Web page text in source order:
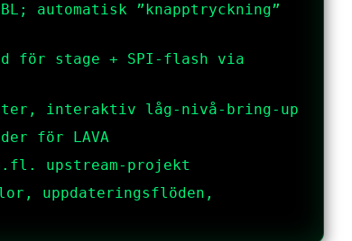
automatisk ”knapptryckning”
för stage + SPI-flash via
interaktiv låg-nivå-bring-up
för LAVA
upstream-projekt
uppdateringsflöden,